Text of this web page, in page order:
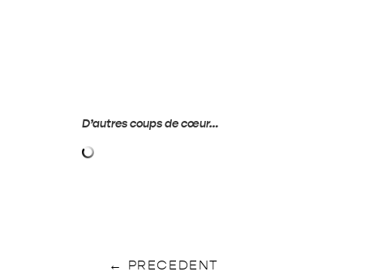
D’autres coups de cœur…
← PRECEDENT